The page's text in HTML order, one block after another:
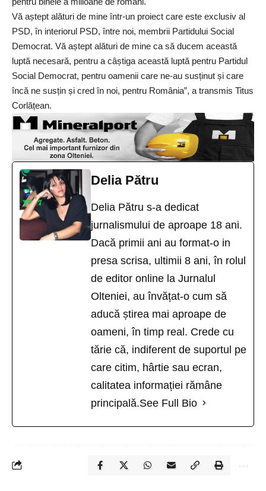
Vă aștept alături de mine într-un proiect care este exclusiv al
PSD, în interiorul PSD, între noi, membrii Partidului Social
Democrat. Vă aștept alături de mine ca să ducem această
luptă necesară, pentru a câștiga această luptă pentru Partidul
Social Democrat, pentru oamenii care ne-au susținut și care
încă ne susțin și cred în noi, pentru România”, a transmis Titus
Corlățean.
Delia Pătru
Delia Pătru s-a dedicat
jurnalismului de aproape 18 ani.
Dacă primii ani au format-o in
presa scrisa, ultimii 8 ani, în rolul
de editor online la Jurnalul
Olteniei, au învățat-o cum să
aducă știrea mai aproape de
oameni, în timp real. Crede cu
tărie că, indiferent de suportul pe
care citim, hârtie sau ecran,
calitatea informației rămâne
principală.See Full Bio